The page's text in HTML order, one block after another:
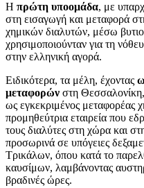
Η πρώτη υποομάδα, με
στη εισαγωγή και μεταφορά
χημικών διαλυτών, μέσω
χρησιμοποιούνταν για τη
στην ελληνική αγορά.
Ειδικότερα, τα μέλη, έχοντας
μεταφορών στη Θεσσαλονίκη,
ως εγκεκριμένος μεταφορέας
προμηθεύτρια εταιρεία που
τους διαλύτες στη χώρα και
προσωρινά σε υπόγειες
Τρικάλων, όπου κατά το
καυσίμων, λαμβάνοντας
βραδινές ώρες.